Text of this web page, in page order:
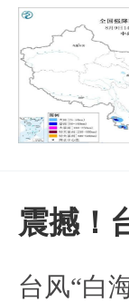
震撼！
台风“白